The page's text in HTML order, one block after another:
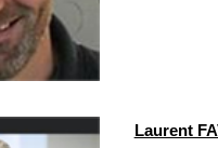
Laurent